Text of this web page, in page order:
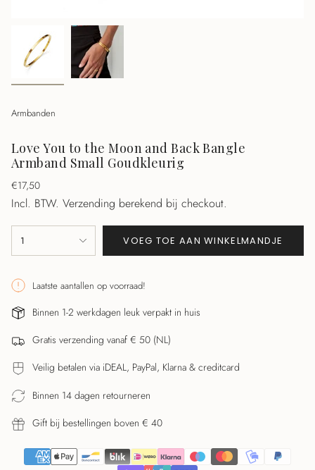
Armbanden
Love You to the Moon and Back Bangle
Armband Small Goudkleurig
Normale
prijs
€17,50
Incl. BTW. Verzending berekend bij checkout.
<span
cart\">
{{
quantity
</span>
in
winkelwagen",
"decrease"=>"Aantal
voor
product
1 VOEG TOE AAN WINKELMANDJE
Laatste aantallen op voorraad!
Binnen 1-2 werkdagen leuk verpakt in huis
Gratis verzending vanaf € 50 (NL)
Veilig betalen via iDEAL, PayPal, Klarna & creditcard
Binnen 14 dagen retourneren
Gift bij bestellingen boven € 40